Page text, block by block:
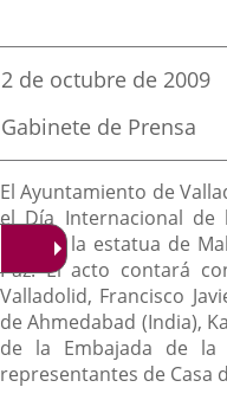
Fecha
la
noticia
2 de octubre de 2009
Fuente
la
noticia
Gabinete de Prensa
Descripción
El Ayuntamiento de
el Día Internacional de
floral a la estatua de
Paz. El acto contará
Valladolid, Francisco
de Ahmedabad (India),
de la Embajada de la
representantes de Casa